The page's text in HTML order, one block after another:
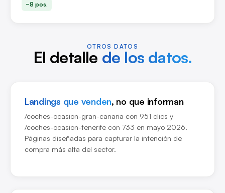
−8 pos.
OTROS DATOS
El detalle de los datos.
Landings que venden, no que informan
/coches-ocasion-gran-canaria con 951 clics y
/coches-ocasion-tenerife con 733 en mayo 2026.
Páginas diseñadas para capturar la intención de
compra más alta del sector.